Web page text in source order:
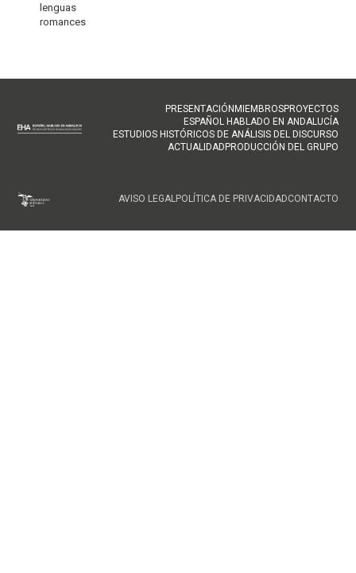
lenguas
romances
NAVEGACIÓN
PRINCIPAL
PRESENTACIÓNMIEMBROSPROYECTOS
ESPAÑOL HABLADO EN ANDALUCÍA
ESTUDIOS HISTÓRICOS DE ANÁLISIS DEL DISCURSO
ACTUALIDADPRODUCCIÓN DEL GRUPO
FOOTERAVISO LEGALPOLÍTICA DE PRIVACIDADCONTACTO